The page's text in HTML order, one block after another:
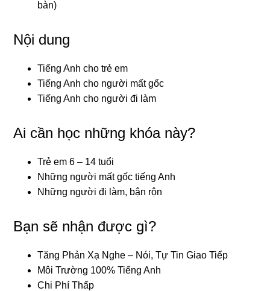
bàn)
Nội dung
Tiếng Anh cho trẻ em
Tiếng Anh cho người mất gốc
Tiếng Anh cho người đi làm
Ai cần học những khóa này?
Trẻ em 6 – 14 tuổi
Những người mất gốc tiếng Anh
Những người đi làm, bận rộn
Bạn sẽ nhận được gì?
Tăng Phản Xạ Nghe – Nói, Tự Tin Giao Tiếp
Môi Trường 100% Tiếng Anh
Chi Phí Thấp